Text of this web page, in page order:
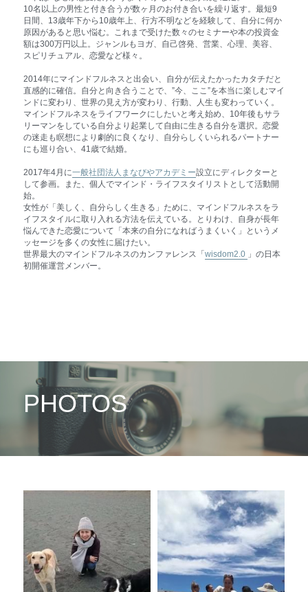
10名以上の男性と付き合うが数ヶ月のお付き合いを繰り返す。最短9
日間、13歳年下から10歳年上、行方不明などを経験して、自分に何か
原因があると思い悩む。これまで受けた数々のセミナーや本の投資金
額は300万円以上。ジャンルもヨガ、自己啓発、営業、心理、美容、
スピリチュアル、恋愛など様々。
2014年にマインドフルネスと出会い、自分が伝えたかったカタチだと
直感的に確信。自分と向き合うことで、”今、ここ”を本当に楽しむマイ
ンドに変わり、世界の見え方が変わり、行動、人生も変わっていく。
マインドフルネスをライフワークにしたいと考え始め、10年後もサラ
リーマンをしている自分より起業して自由に生きる自分を選択。恋愛
の迷走も瞑想により劇的に良くなり、自分らしくいられるパートナー
にも巡り合い、41歳で結婚。
2017年4月に一般社団法人まなびやアカデミー設立にディレクターと
して参画。また、個人でマインド・ライフスタイリストとして活動開
始。
女性が「美しく、自分らしく生きる」ために、マインドフルネスをラ
イフスタイルに取り入れる方法を伝えている。とりわけ、自身が長年
悩んできた恋愛について「本来の自分になればうまくいく」というメ
ッセージを多くの女性に届けたい。
世界最大のマインドフルネスのカンファレンス「wisdom2.0 」の日本
初開催運営メンバー。
PHOTOS